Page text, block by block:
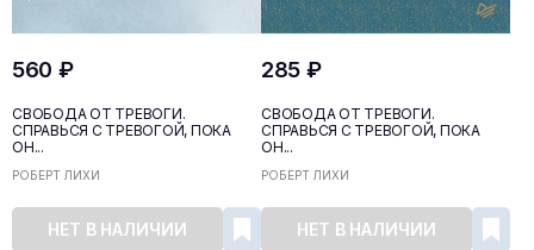
560 ₽
СВОБОДА ОТ ТРЕВОГИ.
СПРАВЬСЯ С ТРЕВОГОЙ, ПОКА
ОН...
РОБЕРТ ЛИХИ
НЕТ В НАЛИЧИИ
285 ₽
СВОБОДА ОТ ТРЕВОГИ.
СПРАВЬСЯ С ТРЕВОГОЙ, ПОКА
ОН...
РОБЕРТ ЛИХИ
НЕТ В НАЛИЧИИ